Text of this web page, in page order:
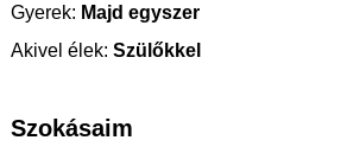
Gyerek: Majd egyszer
Akivel élek: Szülőkkel
Szokásaim